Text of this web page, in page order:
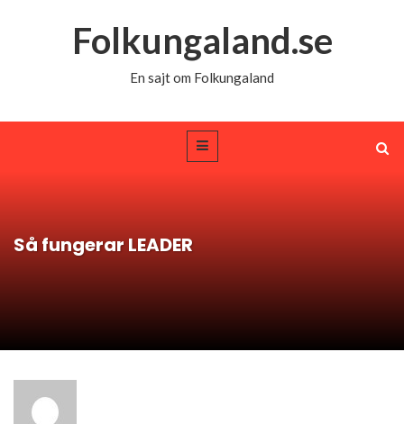
Folkungaland.se
En sajt om Folkungaland
Så fungerar LEADER